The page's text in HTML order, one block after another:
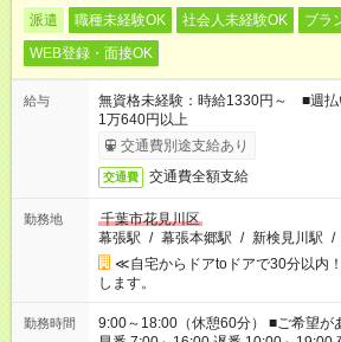
派遣 職種未経験OK 社会人未経験OK
ブラ
WEB登録・面接OK
給与
無資格未経験：時給1330円～ ■週
1万640円以上
交通費別途支給あり
交通費 交通費全額支給
勤務地
千葉市花見川区
幕張駅 / 幕張本郷駅 / 新検見川駅 /
≪自宅からドアtoドアで30分以内
します。
勤務時間
9:00～18:00（休憩60分） ■ご希望があれば下記シフトもOK！